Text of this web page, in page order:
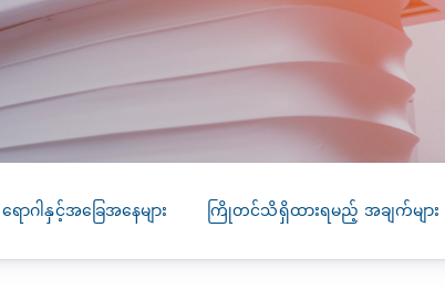
SEARCH
PRESS RELEASE
CLL HEALTH
Strengthens
Myanmar
Phyu
ဂါနှင့်အခြေအနေများ ကြိုတင်သိရှိထားရမည့် အချက်များ